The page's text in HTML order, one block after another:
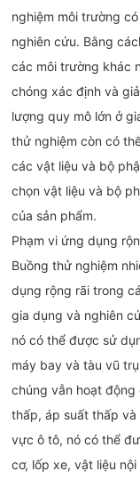
nghiệm môi trường
nghiên cứu. Bằng
các môi trường khác
chóng xác định và
lượng quy mô lớn ở
thử nghiệm còn có
các vật liệu và bộ
chọn vật liệu và bộ
của sản phẩm.
Phạm vi ứng dụng
Buồng thử nghiệm
dụng rộng rãi trong
gia dụng và nghiên
nó có thể được sử
máy bay và tàu vũ
chúng vẫn hoạt
thấp, áp suất thấp
vực ô tô, nó có thể
cơ, lốp xe, vật liệu